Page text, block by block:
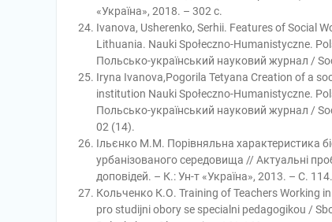
«Україна», 2018. – 302 с.
Ivanova, Usherenko, Serhii. Features of Social
Lithuania. Nauki Społeczno-Humanistyczne.
Польсько-український науковий журнал /
Iryna Ivanova,Pogorila Tetyana Creation of a
institution Nauki Społeczno-Humanistyczne.
Польсько-український науковий журнал /
02 (14).
Ільєнко М.М. Порівняльна характеристика
урбанізованого середовища // Актуальні
доповідей. – К.: Ун-т «Україна», 2013. – С. 114.
Кольченко К.О. Training of Teachers Working
pro studijni obory se specialni pedagogikou /